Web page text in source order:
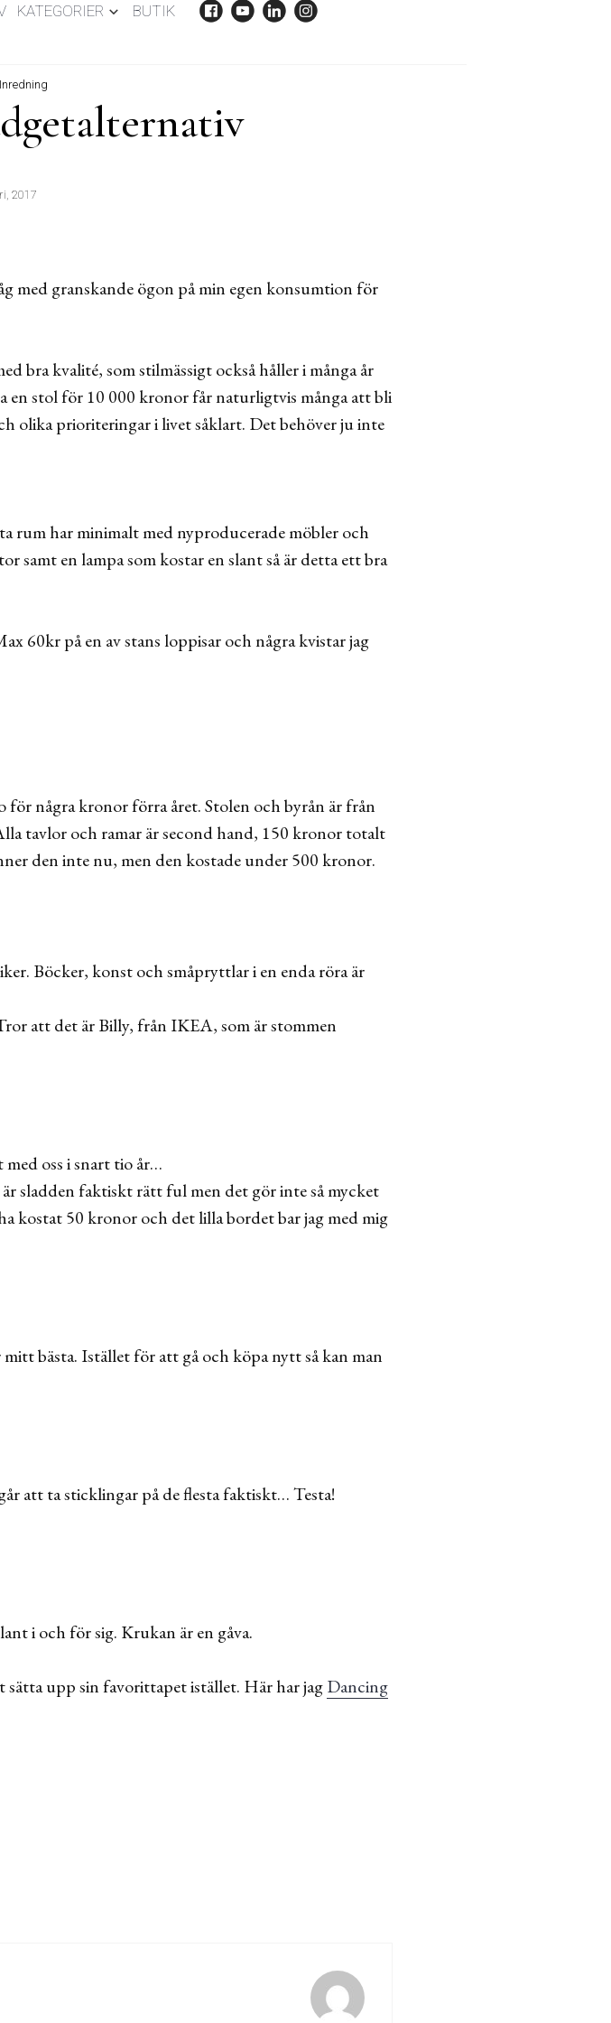
KATEGORIER BUTIK
2017
med granskande ögon på min egen konsumtion för
bra kvalité, som stilmässigt också håller i många år
en stol för 10 000 kronor får naturligtvis många att bli
olika prioriteringar i livet såklart. Det behöver ju inte
rum har minimalt med nyproducerade möbler och
samt en lampa som kostar en slant så är detta ett bra
60kr på en av stans loppisar och några kvistar jag
några kronor förra året. Stolen och byrån är från
tavlor och ramar är second hand, 150 kronor totalt
den inte nu, men den kostade under 500 kronor.
Böcker, konst och småpryttlar i en enda röra är
att det är Billy, från IKEA, som är stommen
oss i snart tio år…
sladden faktiskt rätt ful men det gör inte så mycket
kostat 50 kronor och det lilla bordet bar jag med mig
bästa. Istället för att gå och köpa nytt så kan man
att ta sticklingar på de flesta faktiskt… Testa!
i och för sig. Krukan är en gåva.
sätta upp sin favorittapet istället. Här har jagDancing